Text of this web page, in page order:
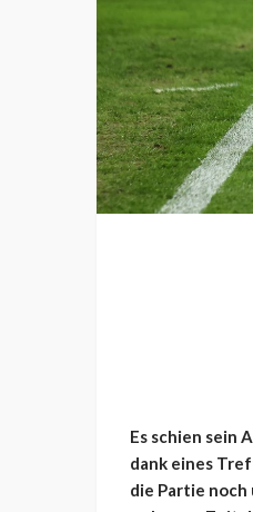
Es schien sein
dank eines
die Partie